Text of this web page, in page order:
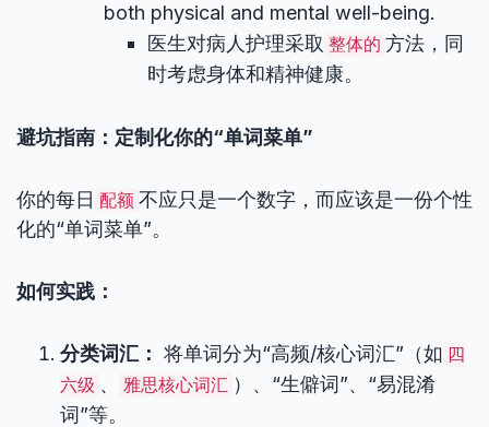
both physical and mental well-being.
医生对病人护理采取 整体的 方法，同
时考虑身体和精神健康。
避坑指南：定制化你的“单词菜单”
你的每日 配额 不应只是一个数字，而应该是一份个性
化的“单词菜单”。
如何实践：
分类词汇： 将单词分为“高频/核心词汇”（如 四
六级 、 雅思核心词汇 ）、“生僻词”、“易混淆
词”等。